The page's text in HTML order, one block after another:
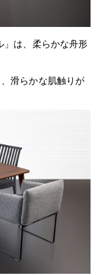
」は、柔らかな舟形
滑らかな肌触りが